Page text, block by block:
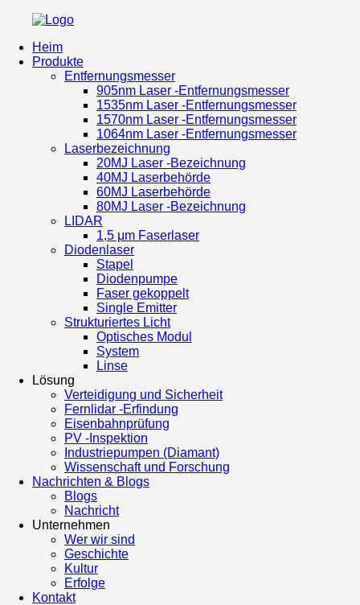
Heim
Produkte
Entfernungsmesser
905nm Laser -Entfernungsmesser
1535nm Laser -Entfernungsmesser
1570nm Laser -Entfernungsmesser
1064nm Laser -Entfernungsmesser
Laserbezeichnung
20MJ Laser -Bezeichnung
40MJ Laserbehörde
60MJ Laserbehörde
80MJ Laser -Bezeichnung
LIDAR
1,5 μm Faserlaser
Diodenlaser
Stapel
Diodenpumpe
Faser gekoppelt
Single Emitter
Strukturiertes Licht
Optisches Modul
System
Linse
Lösung
Verteidigung und Sicherheit
Fernlidar -Erfindung
Eisenbahnprüfung
PV -Inspektion
Industriepumpen (Diamant)
Wissenschaft und Forschung
Nachrichten & Blogs
Blogs
Nachricht
Unternehmen
Wer wir sind
Geschichte
Kultur
Erfolge
Kontakt